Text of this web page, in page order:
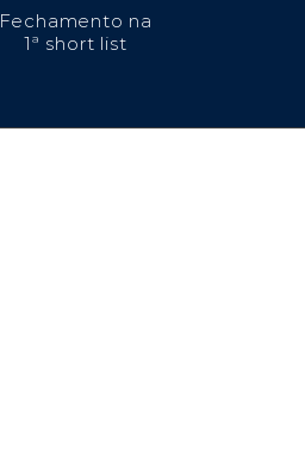
Fechamento na
1ª short list